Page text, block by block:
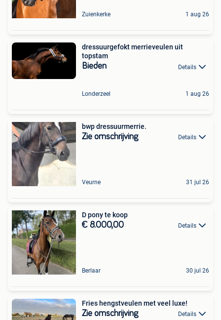
Zuienkerke 1 aug 26
dressuurgefokt merrieveulen uit
topstam
Bieden Details
Londerzeel 1 aug 26
bwp dressuurmerrie.
Zie omschrijving Details
Veurne 31 jul 26
D pony te koop
€ 8.000,00 Details
Berlaar 30 jul 26
Fries hengstveulen met veel luxe!
Zie omschrijving Details